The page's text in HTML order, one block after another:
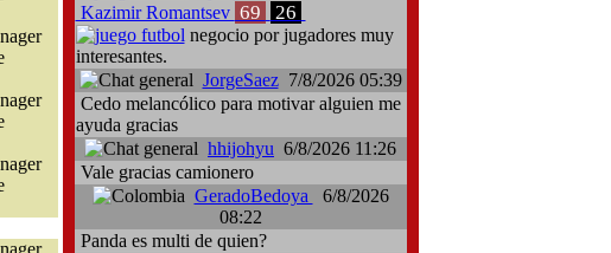
Kazimir Romantsev 69 26
negocio por jugadores muy
interesantes.
JorgeSaez7/8/2026 05:39
Cedo melancólico para motivar alguien me
ayuda gracias
hhijohyu 6/8/2026 11:26
Vale gracias camionero
GeradoBedoya
6/8/2026
08:22
Panda es multi de quien?